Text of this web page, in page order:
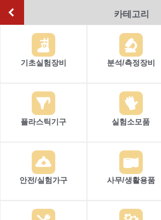
카테고리
기초실험장비 분석/측정장비
플라스틱기구 실험소모품
안전/실험가구 사무/생활용품